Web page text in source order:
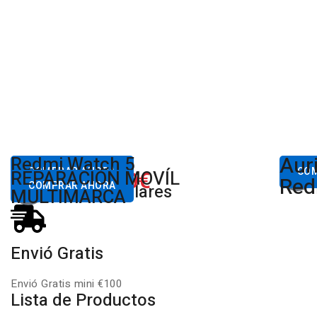
Desde80,00€
COMPRAR AHORA
Redmi Watch 5
Xiaomi
Desde650.00€
COMPRAR AHORA
REPARACIÓN MOVÍL
MULTIMARCA
Productos Populares
Envió Gratis
Envió Gratis mini €100
Lista de Productos